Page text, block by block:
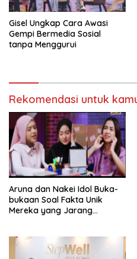
Gisel Ungkap Cara Awasi
Gempi Bermedia Sosial
tanpa Menggurui
Rekomendasi untuk
Aruna dan Nakei Idol Buka-
bukaan Soal Fakta Unik
Mereka yang Jarang